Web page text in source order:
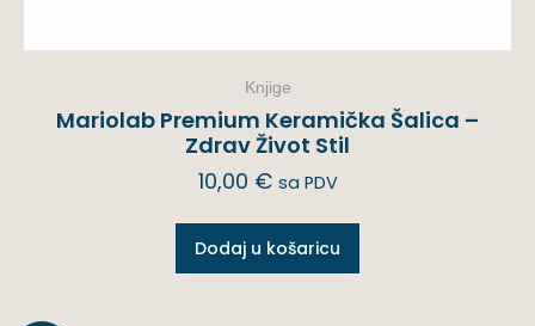
Knjige
Mariolab Premium Keramička Šalica –
Zdrav Život Stil
10,00 € sa PDV
Dodaj u košaricu